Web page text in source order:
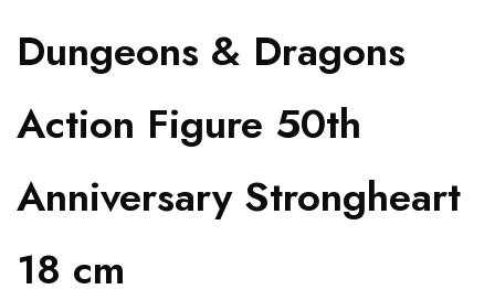
Dungeons & Dragons
Action Figure 50th
Anniversary Strongheart
18 cm